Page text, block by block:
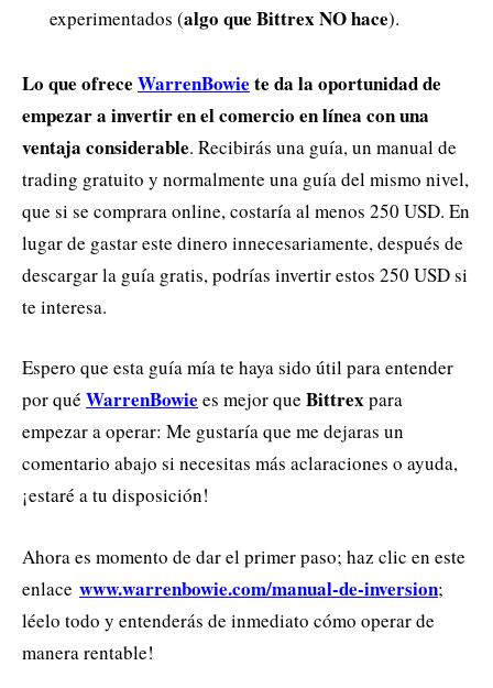
experimentados (algo que Bittrex NO hace).
Lo que ofrece WarrenBowie te da la oportunidad de
empezar a invertir en el comercio en línea con una
ventaja considerable. Recibirás una guía, un manual de
trading gratuito y normalmente una guía del mismo nivel,
que si se comprara online, costaría al menos 250 USD. En
lugar de gastar este dinero innecesariamente, después de
descargar la guía gratis, podrías invertir estos 250 USD si
te interesa.
Espero que esta guía mía te haya sido útil para entender
por qué WarrenBowie es mejor que Bittrexpara
empezar a operar: Me gustaría que me dejaras un
comentario abajo si necesitas más aclaraciones o ayuda,
¡estaré a tu disposición!
Ahora es momento de dar el primer paso; haz clic en este
enlace www.warrenbowie.com/manual-de-inversion;
léelo todo y entenderás de inmediato cómo operar de
manera rentable!